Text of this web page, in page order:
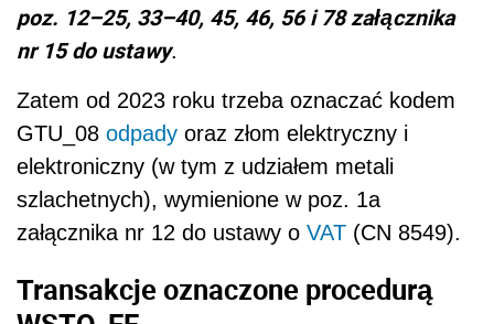
poz. 12–25, 33–40, 45, 46, 56 i 78 załącznika
nr 15 do ustawy.
Zatem od 2023 roku trzeba oznaczać kodem
GTU_08 odpady oraz złom elektryczny i
elektroniczny (w tym z udziałem metali
szlachetnych), wymienione w poz. 1a
załącznika nr 12 do ustawy o VAT (CN 8549).
Transakcje oznaczone procedurą